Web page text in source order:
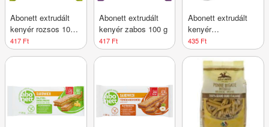
Abonett extrudált
kenyér rozsos 100
g
417 Ft
Abonett extrudált
kenyér zabos 100 g
417 Ft
Abonett extrudált
kenyér
zöldségekkel
gluténmentes 100 g
435 Ft